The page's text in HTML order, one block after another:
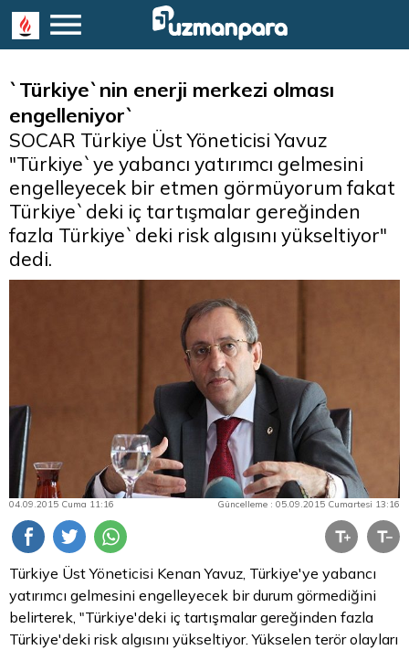
`Türkiye`nin enerji merkezi olması
engelleniyor`
SOCAR Türkiye Üst Yöneticisi Yavuz
"Türkiye`ye yabancı yatırımcı gelmesini
engelleyecek bir etmen görmüyorum fakat
Türkiye`deki iç tartışmalar gereğinden
fazla Türkiye`deki risk algısını yükseltiyor"
dedi.
04.09.2015 Cuma 11:16 Güncelleme : 05.09.2015 Cumartesi 13:16
Türkiye Üst Yöneticisi Kenan Yavuz, Türkiye'ye yabancı
yatırımcı gelmesini engelleyecek bir durum görmediğini
belirterek, "Türkiye'deki iç tartışmalar gereğinden fazla
Türkiye'deki risk algısını yükseltiyor. Yükselen terör olayları